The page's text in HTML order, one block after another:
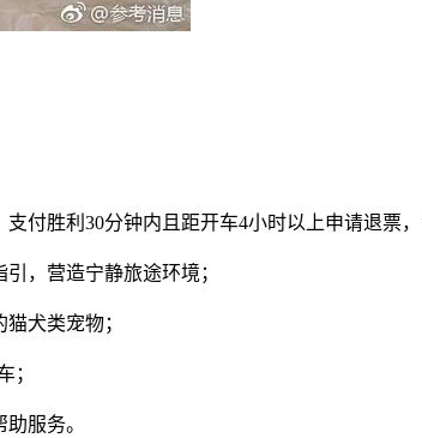
支付胜利30分钟内且距开车4小时以上申请退票
，营造宁静旅途环境；
犬类宠物；
；
服务。